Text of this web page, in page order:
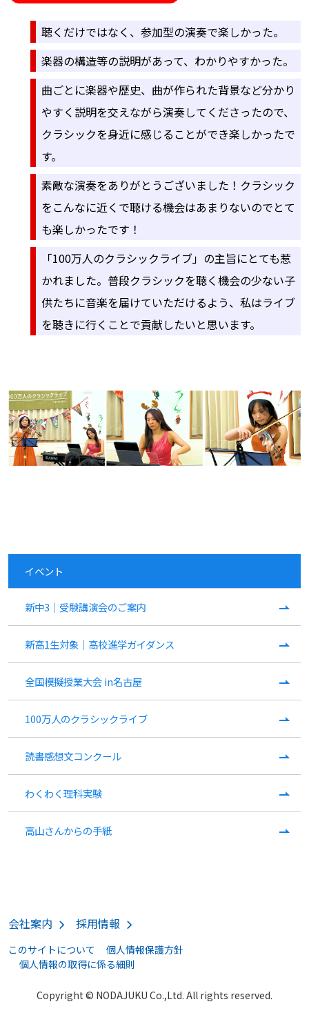
聴くだけではなく、参加型の演奏で楽しかった。
楽器の構造等の説明があって、わかりやすかった。
曲ごとに楽器や歴史、曲が作られた背景など分かり
やすく説明を交えながら演奏してくださったので、
クラシックを身近に感じることができ楽しかったで
す。
素敵な演奏をありがとうございました！クラシック
をこんなに近くで聴ける機会はあまりないのでとて
も楽しかったです！
「100万人のクラシックライブ」の主旨にとても惹
かれました。普段クラシックを聴く機会の少ない子
供たちに音楽を届けていただけるよう、私はライブ
を聴きに行くことで貢献したいと思います。
イベント
新中3｜受験講演会のご案内
新高1生対象｜高校進学ガイダンス
全国模擬授業大会 in名古屋
100万人のクラシックライブ
読書感想文コンクール
わくわく理科実験
高山さんからの手紙
会社案内 採用情報
このサイトについて
個人情報保護方針
個人情報の取得に係る細則
Copyright © NODAJUKU Co.,Ltd. All rights reserved.